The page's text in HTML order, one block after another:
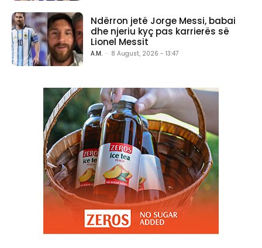
Ndërron jetë Jorge Messi, babai
dhe njeriu kyç pas karrierës së
Lionel Messit
A.M. - 8 August, 2026 - 13:47